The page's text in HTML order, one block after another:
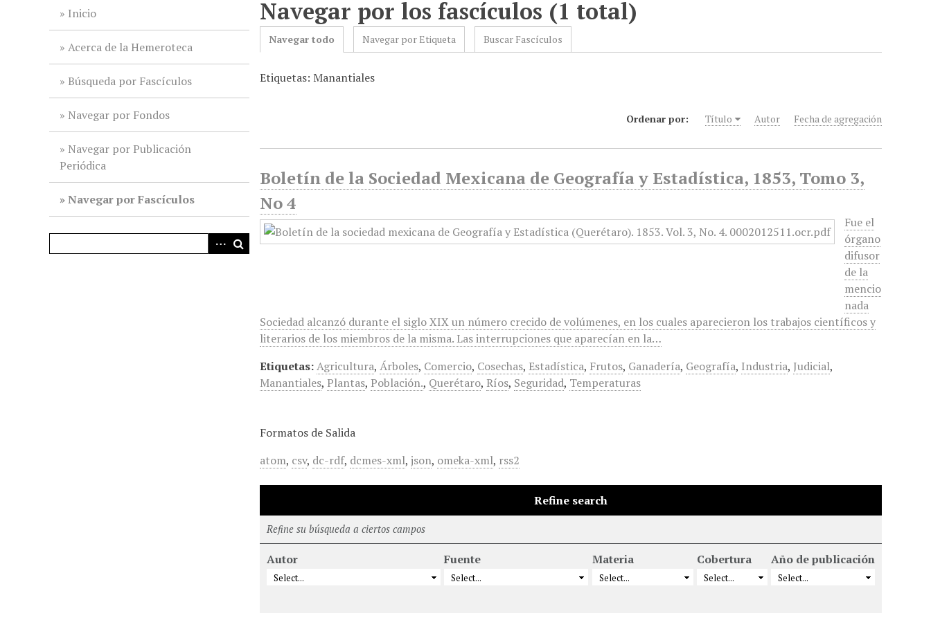
Inicio
Acerca de la Hemeroteca
Búsqueda por Fascículos
Navegar por Fondos
Navegar por Publicación
Periódica
Navegar por Fascículos
Navegar por los fascículos (1 total)
Navegar todo Navegar por Etiqueta Buscar Fascículos
Etiquetas: Manantiales
Ordenar por: Título Autor Fecha de agregación
Boletín de la Sociedad Mexicana de Geografía y Estadística, 1853, Tomo 3,
No 4
Fue el
órgano
difusor
de la
mencio
nada
Sociedad alcanzó durante el siglo XIX un número crecido de volúmenes, en los cuales aparecieron los trabajos científicos y
literarios de los miembros de la misma. Las interrupciones que aparecían en la…
Etiquetas:Agricultura,Árboles, Comercio, Cosechas, Estadística, Frutos, Ganadería, Geografía, Industria, Judicial,
Manantiales, Plantas, Población., Querétaro, Ríos, Seguridad, Temperaturas
Formatos de Salida
atom, csv, dc-rdf, dcmes-xml,json, omeka-xml, rss2
Refine search
Refine su búsqueda a ciertos campos
Autor Fuente Materia Cobertura Año de publicación